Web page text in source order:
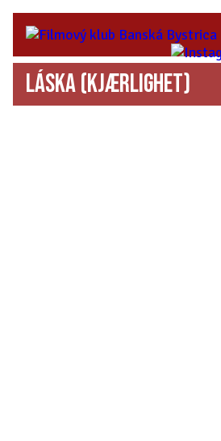
Láska(Kjærlighet)